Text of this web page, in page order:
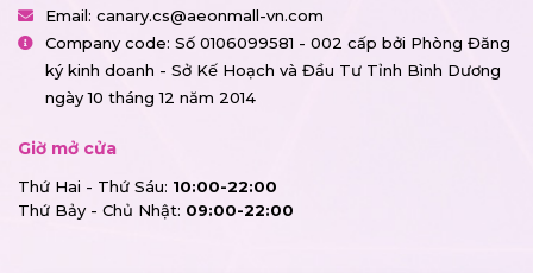
Email: canary.cs@aeonmall-vn.com
Company code: Số 0106099581 - 002 cấp bởi Phòng Đăng
ký kinh doanh - Sở Kế Hoạch và Đầu Tư Tỉnh Bình Dương
ngày 10 tháng 12 năm 2014
Giờ mở cửa
Thứ Hai - Thứ Sáu: 10:00-22:00
Thứ Bảy - Chủ Nhật: 09:00-22:00